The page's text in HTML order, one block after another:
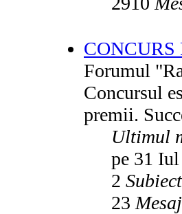
Forumul
Concursul
premii.
Ultimul
pe 31
2
23